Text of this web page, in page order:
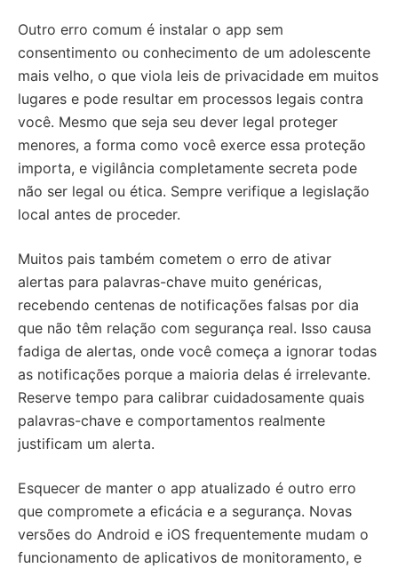
Outro erro comum é instalar o app sem
consentimento ou conhecimento de um adolescente
mais velho, o que viola leis de privacidade em muitos
lugares e pode resultar em processos legais contra
você. Mesmo que seja seu dever legal proteger
menores, a forma como você exerce essa proteção
importa, e vigilância completamente secreta pode
não ser legal ou ética. Sempre verifique a legislação
local antes de proceder.
Muitos pais também cometem o erro de ativar
alertas para palavras-chave muito genéricas,
recebendo centenas de notificações falsas por dia
que não têm relação com segurança real. Isso causa
fadiga de alertas, onde você começa a ignorar todas
as notificações porque a maioria delas é irrelevante.
Reserve tempo para calibrar cuidadosamente quais
palavras-chave e comportamentos realmente
justificam um alerta.
Esquecer de manter o app atualizado é outro erro
que compromete a eficácia e a segurança. Novas
versões do Android e iOS frequentemente mudam o
funcionamento de aplicativos de monitoramento, e